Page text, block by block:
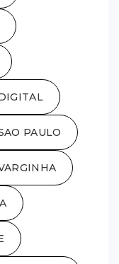
PAULO